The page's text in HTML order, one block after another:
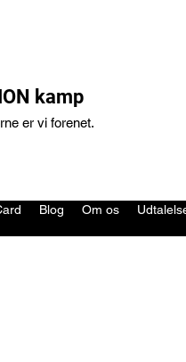
kamp
er vi forenet.
Blog Om os